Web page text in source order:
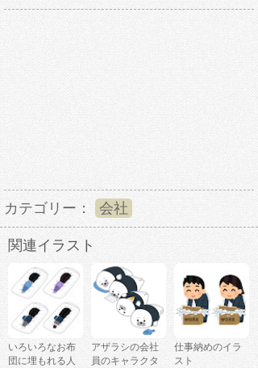
カテゴリー： 会社
関連イラスト
いろいろなお布
団に埋もれる人
アザラシの会社
員のキャラクタ
仕事納めのイラ
スト